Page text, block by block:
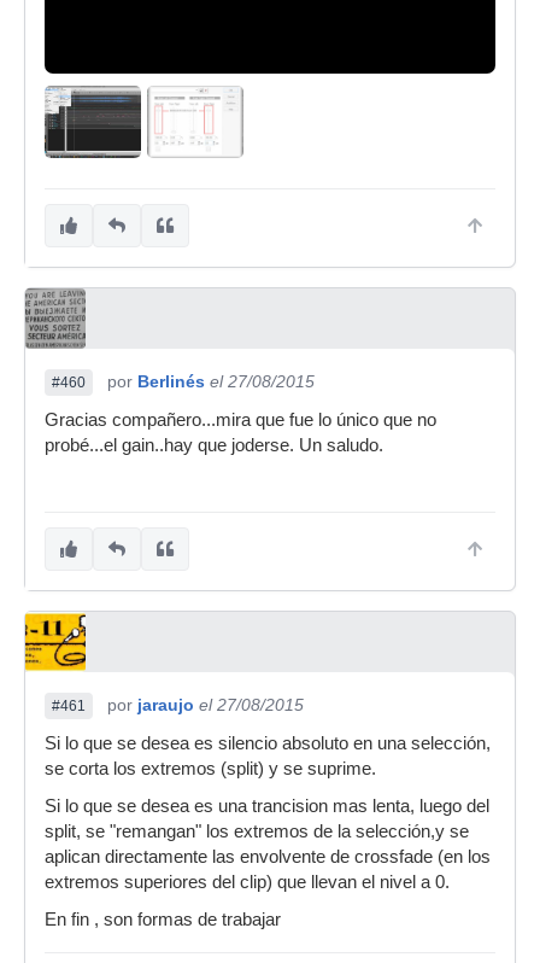
#460 por Berlinés el 27/08/2015
Gracias compañero...mira que fue lo único que no
probé...el gain..hay que joderse. Un saludo.
#461 por jaraujo el 27/08/2015
Si lo que se desea es silencio absoluto en una selección,
se corta los extremos (split) y se suprime.
Si lo que se desea es una trancision mas lenta, luego del
split, se "remangan" los extremos de la selección,y se
aplican directamente las envolvente de crossfade (en los
extremos superiores del clip) que llevan el nivel a 0.
En fin , son formas de trabajar